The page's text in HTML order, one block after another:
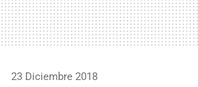
23 Diciembre 2018